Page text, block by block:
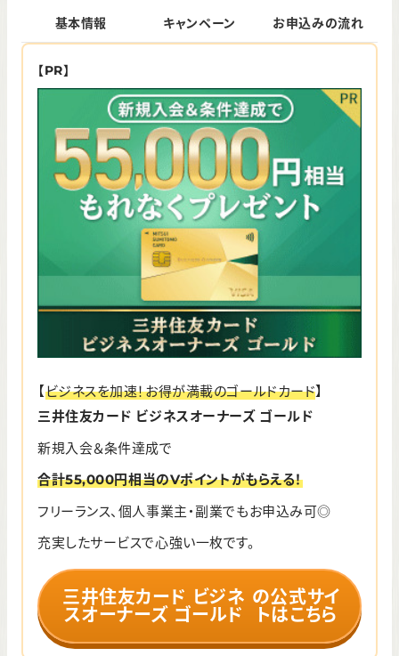
基本情報 キャンペーン お申込みの流れ
【PR】
【ビジネスを加速！お得が満載のゴールドカード】
三井住友カード ビジネスオーナーズ ゴールド
新規入会＆条件達成で
合計55,000円相当のVポイントがもらえる！
フリーランス、個人事業主・副業でもお申込み可◎
充実したサービスで心強い一枚です。
三井住友カード ビジネ
スオーナーズ ゴールド
の公式サイ
トはこちら